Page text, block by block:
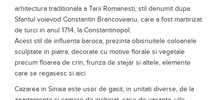
Vechea biserica a fost ridicata in stilul brancovenesc,
arhitectura traditionala a Tarii Romanesti, stil denumit dupa
Sfantul voievod Constantin Brancoveanu, care a fost martirizat
de turci in anul 1714, la Constantinopol.
Acest stil de influenta baroca, prezinta obisnuitele coloanele
sculptate in piatra, decorate cu motive florale si vegetale
precum floarea de crin, frunza de stejar si altele, elemente
care se regasesc si aici.